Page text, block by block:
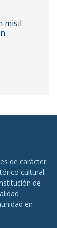
misil
de carácter
cultural
de
en